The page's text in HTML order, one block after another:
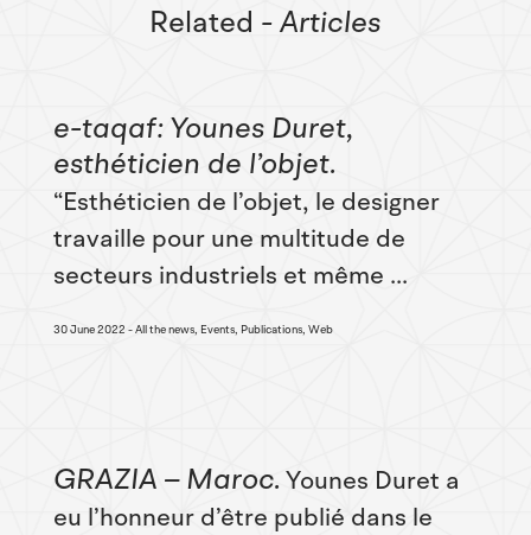
Related - Articles
e-taqaf: Younes Duret,
esthéticien de l’objet
“Esthéticien de l’objet, le designer
travaille pour une multitude de
secteurs industriels et même ...
30 June 2022 All the news, Events, Publications, Web
GRAZIA – Maroc Younes Duret a
eu l’honneur d’être publié dans le